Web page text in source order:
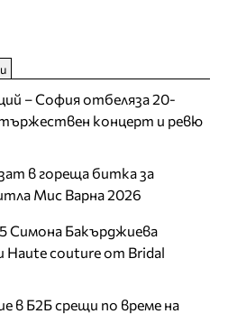
– София отбеляза 20-
концерт и ревю
в гореща битка за
Мис Варна 2026
Симона Бакърджиева
Haute couture от Bridal
в Б2Б срещи по време на